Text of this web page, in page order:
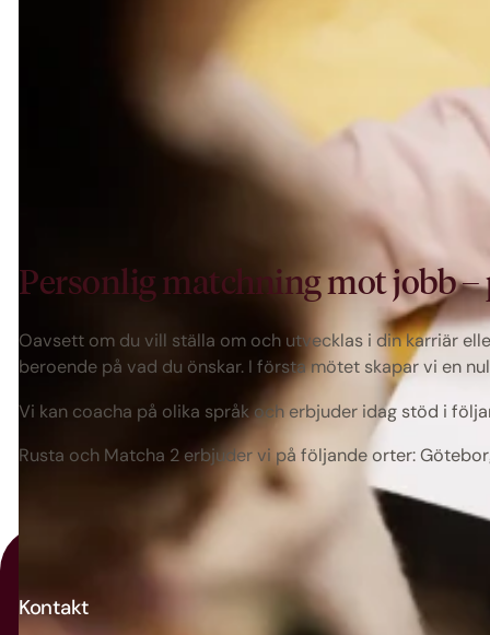
Personlig matchning mot jobb –
Oavsett om du vill ställa om och utvecklas i din karriär
beroende på vad du önskar. I första mötet skapar vi en
Vi kan coacha på olika språk och erbjuder idag stöd i
Rusta och Matcha 2 erbjuder vi på följande orter:
Kontakt